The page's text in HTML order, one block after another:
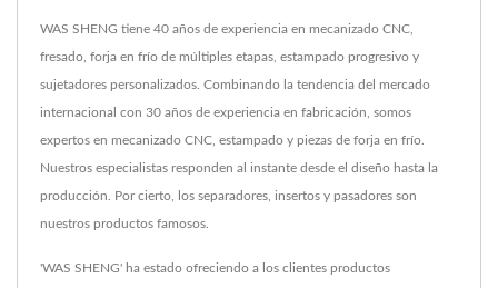
WAS SHENG tiene 40 años de experiencia en mecanizado CNC,
fresado, forja en frío de múltiples etapas, estampado progresivo y
sujetadores personalizados. Combinando la tendencia del mercado
internacional con 30 años de experiencia en fabricación, somos
expertos en mecanizado CNC, estampado y piezas de forja en frío.
Nuestros especialistas responden al instante desde el diseño hasta la
producción. Por cierto, los separadores, insertos y pasadores son
nuestros productos famosos.
'WAS SHENG' ha estado ofreciendo a los clientes productos